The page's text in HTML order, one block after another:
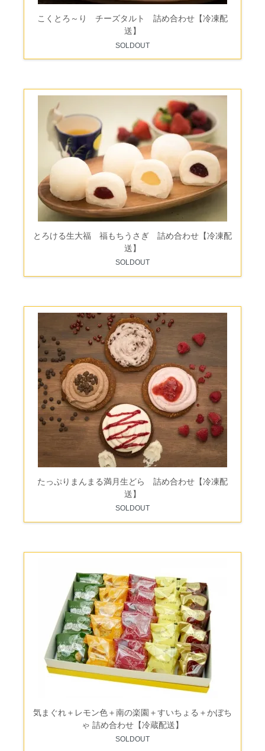
こくとろ～り チーズタルト 詰め合わせ【冷凍配
送】
SOLDOUT
とろける生大福 福もちうさぎ 詰め合わせ【冷凍配
送】
SOLDOUT
たっぷりまんまる満月生どら 詰め合わせ【冷凍配
送】
SOLDOUT
気まぐれ＋レモン色＋南の楽園＋すいちょる＋かぼち
ゃ 詰め合わせ【冷蔵配送】
SOLDOUT